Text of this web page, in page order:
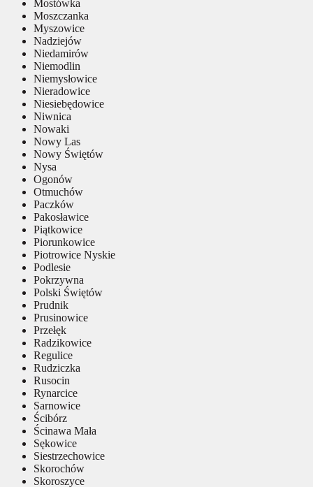
Mostówka
Moszczanka
Myszowice
Nadziejów
Niedamirów
Niemodlin
Niemysłowice
Nieradowice
Niesiebędowice
Niwnica
Nowaki
Nowy Las
Nowy Świętów
Nysa
Ogonów
Otmuchów
Paczków
Pakosławice
Piątkowice
Piorunkowice
Piotrowice Nyskie
Podlesie
Pokrzywna
Polski Świętów
Prudnik
Prusinowice
Przełęk
Radzikowice
Regulice
Rudziczka
Rusocin
Rynarcice
Sarnowice
Ścibórz
Ścinawa Mała
Sękowice
Siestrzechowice
Skorochów
Skoroszyce